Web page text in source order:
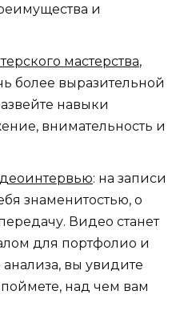
и
мастерства,
более выразительной
навыки
внимательность и
: на записи
знаменитостью, о
Видео станет
для портфолио и
вы увидите
над чем вам